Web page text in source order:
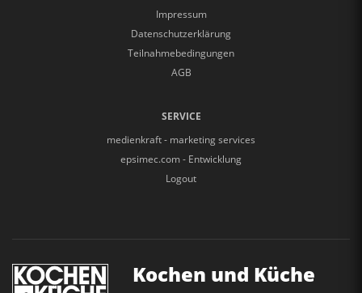
Impressum
Datenschutzerklärung
Teilnahmebedingungen
AGB
SERVICE
medienkraft - marketing services
epsimec.com - Entwicklung
Logout
Kochen und Küche